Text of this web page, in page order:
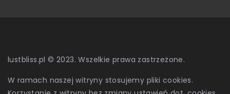
lustbliss.pl © 2023. Wszelkie prawa zastrzeżone.
W ramach naszej witryny stosujemy pliki cookies.